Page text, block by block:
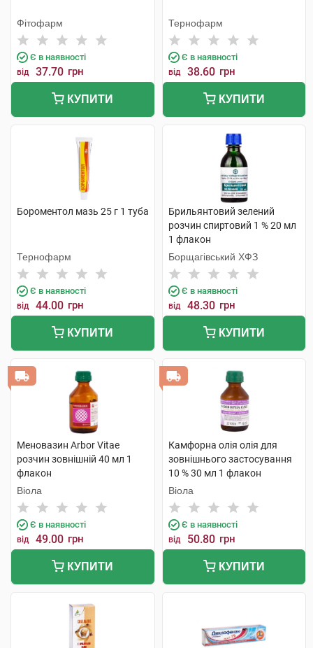
Фітофарм
Є в наявності
від 37.70 грн
КУПИТИ
Тернофарм
Є в наявності
від 38.60 грн
КУПИТИ
Бороментол мазь 25 г 1 туба
Тернофарм
Є в наявності
від 44.00 грн
КУПИТИ
Брильянтовий зелений
розчин спиртовий 1 % 20 мл
1 флакон
Борщагівський ХФЗ
Є в наявності
від 48.30 грн
КУПИТИ
Меновазин Arbor Vitae
розчин зовнішній 40 мл 1
флакон
Віола
Є в наявності
від 49.00 грн
КУПИТИ
Камфорна олія олія для
зовнішнього застосування
10 % 30 мл 1 флакон
Віола
Є в наявності
від 50.80 грн
КУПИТИ